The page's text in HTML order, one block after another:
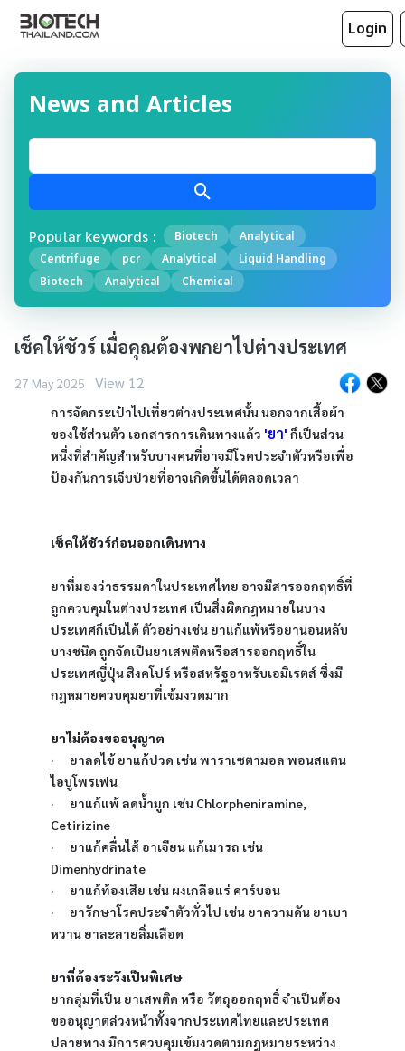
Login
News and Articles
Popular keywords : Biotech
Analytical
Centrifuge
pcr Analytical
Liquid Handling
Biotech
Analytical Chemical
เช็คให้ชัวร์ เมื่อคุณต้องพกยาไปต่างประเทศ
27 May 2025 View 12
การจัดกระเป๋าไปเที่ยวต่างประเทศนั้น นอกจากเสื้อผ้า
ของใช้ส่วนตัว เอกสารการเดินทางแล้ว 'ยา' ก็เป็นส่วน
หนึ่งที่สำคัญสำหรับบางคนที่อาจมีโรคประจำตัวหรือเพื่อ
ป้องกันการเจ็บป่วยที่อาจเกิดขึ้นได้ตลอดเวลา
เช็คให้ชัวร์ก่อนออกเดินทาง
ยาที่มองว่าธรรมดาในประเทศไทย อาจมีสารออกฤทธิ์ที่
ถูกควบคุมในต่างประเทศ เป็นสิ่งผิดกฎหมายในบาง
ประเทศก็เป็นได้ ตัวอย่างเช่น ยาแก้แพ้หรือยานอนหลับ
บางชนิด ถูกจัดเป็นยาเสพติดหรือสารออกฤทธิ์ใน
ประเทศญี่ปุ่น สิงคโปร์ หรือสหรัฐอาหรับเอมิเรตส์ ซึ่งมี
กฎหมายควบคุมยาที่เข้มงวดมาก
ยาไม่ต้องขออนุญาต
·      ยาลดไข้ ยาแก้ปวด เช่น พาราเซตามอล พอนสแตน
ไอบูโพรเฟน
·      ยาแก้แพ้ ลดน้ำมูก เช่น Chlorpheniramine,
Cetirizine
·      ยาแก้คลื่นไส้ อาเจียน แก้เมารถ เช่น
Dimenhydrinate
·      ยาแก้ท้องเสีย เช่น ผงเกลือแร่ คาร์บอน
·      ยารักษาโรคประจำตัวทั่วไป เช่น ยาความดัน ยาเบา
หวาน ยาละลายลิ่มเลือด
ยาที่ต้องระวังเป็นพิเศษ
ยากลุ่มที่เป็น ยาเสพติด หรือ วัตถุออกฤทธิ์ จำเป็นต้อง
ขออนุญาตล่วงหน้าทั้งจากประเทศไทยและประเทศ
ปลายทาง มีการควบคุมเข้มงวดตามกฎหมายระหว่าง